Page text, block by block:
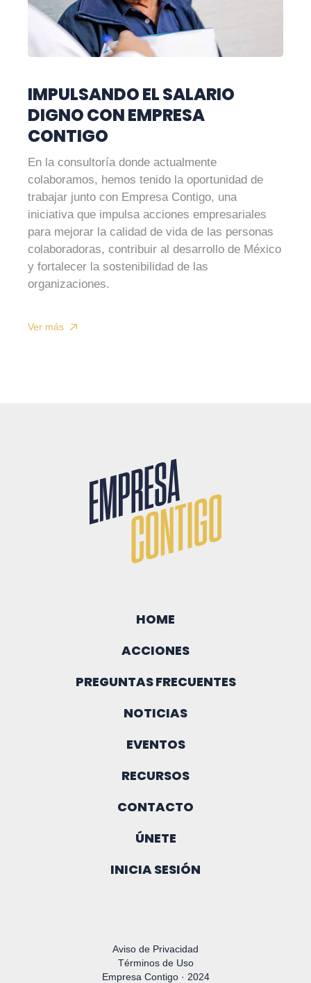
IMPULSANDO EL SALARIO
DIGNO CON EMPRESA
CONTIGO
En la consultoría donde actualmente
colaboramos, hemos tenido la oportunidad de
trabajar junto con Empresa Contigo, una
iniciativa que impulsa acciones empresariales
para mejorar la calidad de vida de las personas
colaboradoras, contribuir al desarrollo de México
y fortalecer la sostenibilidad de las
organizaciones.
Ver más
HOME
ACCIONES
PREGUNTAS FRECUENTES
NOTICIAS
EVENTOS
RECURSOS
CONTACTO
ÚNETE
INICIA SESIÓN
Aviso de Privacidad
Términos de Uso
Empresa Contigo · 2024